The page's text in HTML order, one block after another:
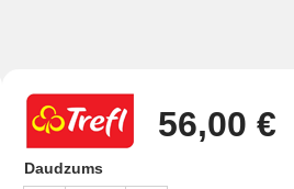
56,00 €
Daudzums